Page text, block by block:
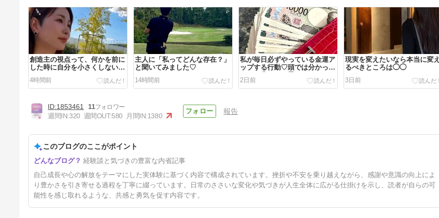
創造主の視点って、何かを前に
した時に自分を小さくしないこ
4時間前
主人に「私ってどんな存在？」
と聞いてみました♡
14時間前
私が毎日必ずやっている金運ア
ップする行動♡頭では分かって
は？
2日前
現実を変えたいなら本当に変え
るべきところは◯◯
3日前
月曜日ワーク｜新しい１日、新
しい１週間が始まりました✨
5日前
1853461
11
週間IN:320 週間OUT:580 月間IN:1380
報告
このブログのここがポイント
経験談と気づきの豊富な内省記事
自己成長や心の解放をテーマにした実体験に基づく内容で構成されています。挫折や不安を乗り越えながら、感謝や意識の向上によ
り豊かさを引き寄せる過程を丁寧に綴っています。日常のささいな変化や気づきが人生全体に広がる仕掛けを示し、読者が自らの可
能性を感じ取れるような、共感と勇気を促す内容です。